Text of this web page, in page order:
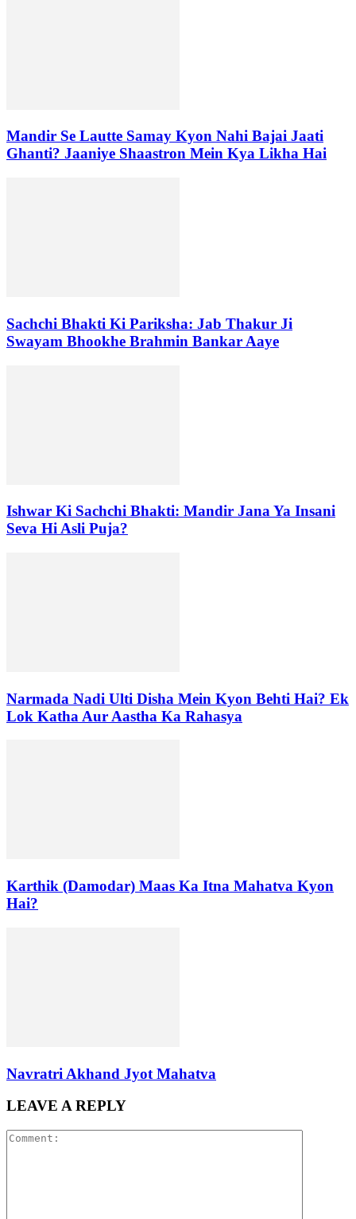
Mandir Se Lautte Samay Kyon Nahi Bajai Jaati
Ghanti? Jaaniye Shaastron Mein Kya Likha Hai
Sachchi Bhakti Ki Pariksha: Jab Thakur Ji
Swayam Bhookhe Brahmin Bankar Aaye
Ishwar Ki Sachchi Bhakti: Mandir Jana Ya Insani
Seva Hi Asli Puja?
Narmada Nadi Ulti Disha Mein Kyon Behti Hai? Ek
Lok Katha Aur Aastha Ka Rahasya
Karthik (Damodar) Maas Ka Itna Mahatva Kyon
Hai?
Navratri Akhand Jyot Mahatva
LEAVE A REPLY